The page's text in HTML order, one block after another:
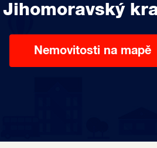
Nemovitosti na mapě